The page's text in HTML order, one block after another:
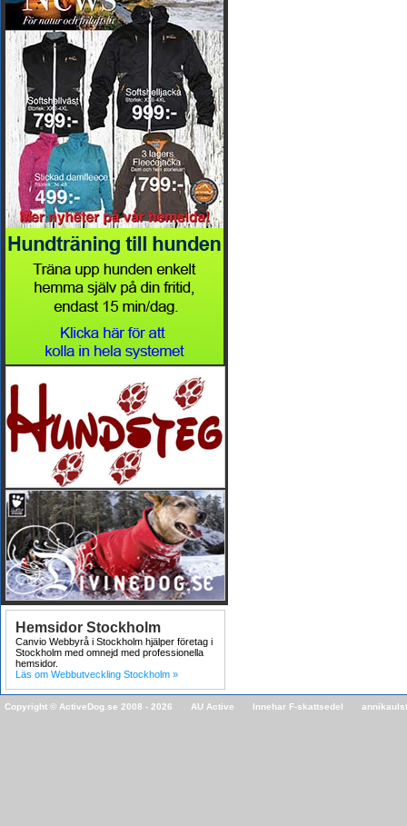
Hemsidor Stockholm
Canvio Webbyrå i Stockholm hjälper företag i
Stockholm med omnejd med professionella
hemsidor.
Läs om Webbutveckling Stockholm »
Copyright © ActiveDog.se 2008 - 2026 AU Active Innehar F-skattsedel